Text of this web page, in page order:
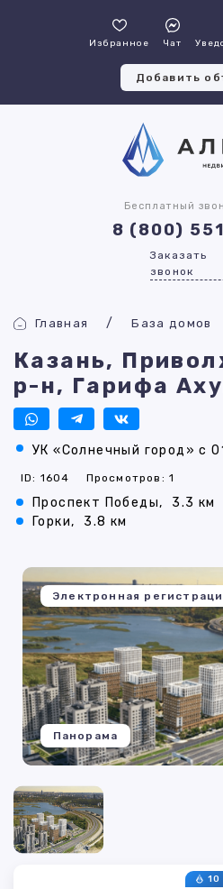
Избранное Чат
Добавить
Бесплатный
8 (800)
Заказать
звонок
Главная База домов
Казань,
р-н, Гарифа
УК «Солнечный город» с
ID: 1604 Просмотров: 1
Проспект Победы, 3.3 км
Горки,
3.8 км
Электронная
Панорама
10